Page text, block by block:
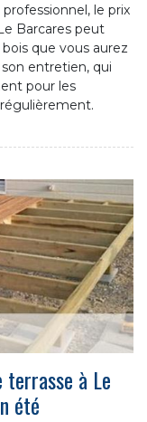
le prix
Barcares peut
que vous aurez
entretien, qui
pour les
terrasse à Le
été